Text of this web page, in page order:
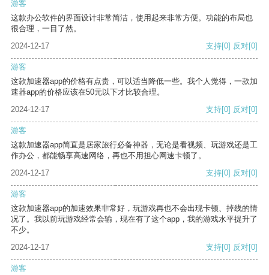
游客
这款办公软件的界面设计非常简洁，使用起来非常方便。功能的布局也
很合理，一目了然。
2024-12-17
支持[0] 反对[0]
游客
这款加速器app的价格有点贵，可以适当降低一些。我个人觉得，一款加
速器app的价格应该在50元以下才比较合理。
2024-12-17
支持[0] 反对[0]
游客
这款加速器app简直是居家旅行必备神器，无论是看视频、玩游戏还是工
作办公，都能畅享高速网络，再也不用担心网速卡顿了。
2024-12-17
支持[0] 反对[0]
游客
这款加速器app的加速效果非常好，玩游戏再也不会出现卡顿、掉线的情
况了。我以前玩游戏经常会输，现在有了这个app，我的游戏水平提升了
不少。
2024-12-17
支持[0] 反对[0]
游客